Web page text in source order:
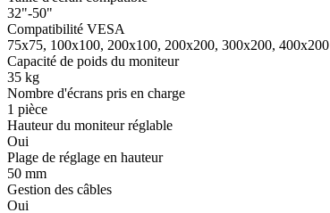
32"-50"
Compatibilité VESA
75x75, 100x100, 200x100, 200x200, 300x200, 400x200
Capacité de poids du moniteur
35 kg
Nombre d'écrans pris en charge
1 pièce
Hauteur du moniteur réglable
Oui
Plage de réglage en hauteur
50 mm
Gestion des câbles
Oui